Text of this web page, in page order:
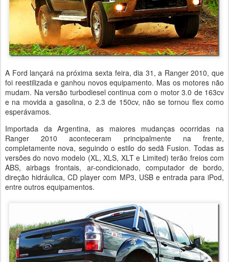
A Ford lançará na próxima sexta feira, dia 31, a Ranger 2010, que
foi reestilizada e ganhou novos equipamento. Mas os motores não
mudam. Na versão turbodiesel continua com o motor 3.0 de 163cv
e na movida a gasolina, o 2.3 de 150cv, não se tornou flex como
esperávamos.
Importada da Argentina, as maiores mudanças ocorridas na
Ranger 2010 aconteceram principalmente na frente,
completamente nova, seguindo o estilo do sedã Fusion. Todas as
versões do novo modelo (XL, XLS, XLT e Limited) terão freios com
ABS, airbags frontais, ar-condicionado, computador de bordo,
direção hidráulica, CD player com MP3, USB e entrada para iPod,
entre outros equipamentos.